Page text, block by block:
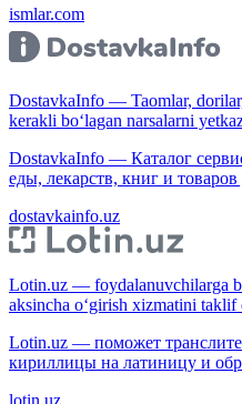
ismlar.com
DostavkaInfo — Taomlar,
kerakli bo‘lagan narsalarni
DostavkaInfo — Каталог
еды, лекарств, книг и товаров
dostavkainfo.uz
Lotin.uz — foydalanuvchilarga
aksincha o‘girish xizmatini taklif
Lotin.uz — поможет
кириллицы на латиницу и